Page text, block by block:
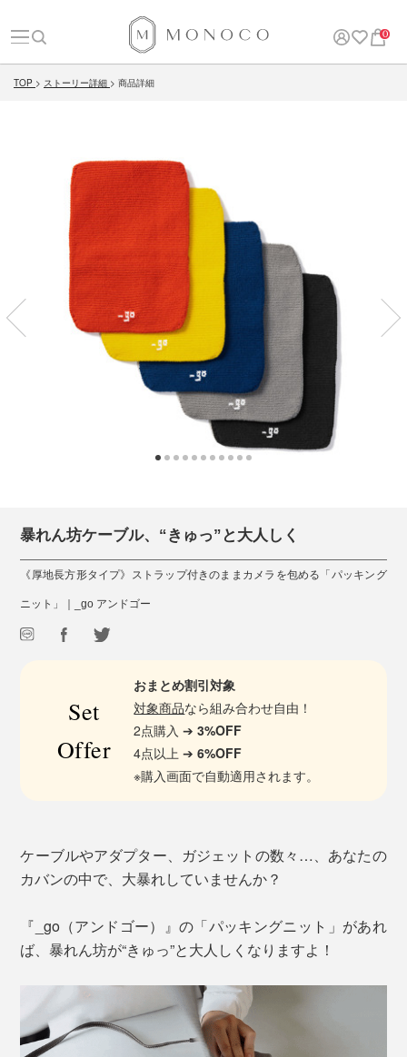
0
TOP ストーリー詳細 商品詳細
暴れん坊ケーブル、“きゅっ”と大人しく
《厚地長方形タイプ》ストラップ付きのままカメラを包める「パッキング
ニット」｜_go アンドゴー
Set
Offer
おまとめ割引対象
対象商品なら組み合わせ自由！
2点購入 ➔3%OFF
4点以上 ➔6%OFF
※購入画面で自動適用されます。
ケーブルやアダプター、ガジェットの数々…、あなたの
カバンの中で、大暴れしていませんか？
『_go（アンドゴー）』の「パッキングニット」があれ
ば、暴れん坊が“きゅっ”と大人しくなりますよ！